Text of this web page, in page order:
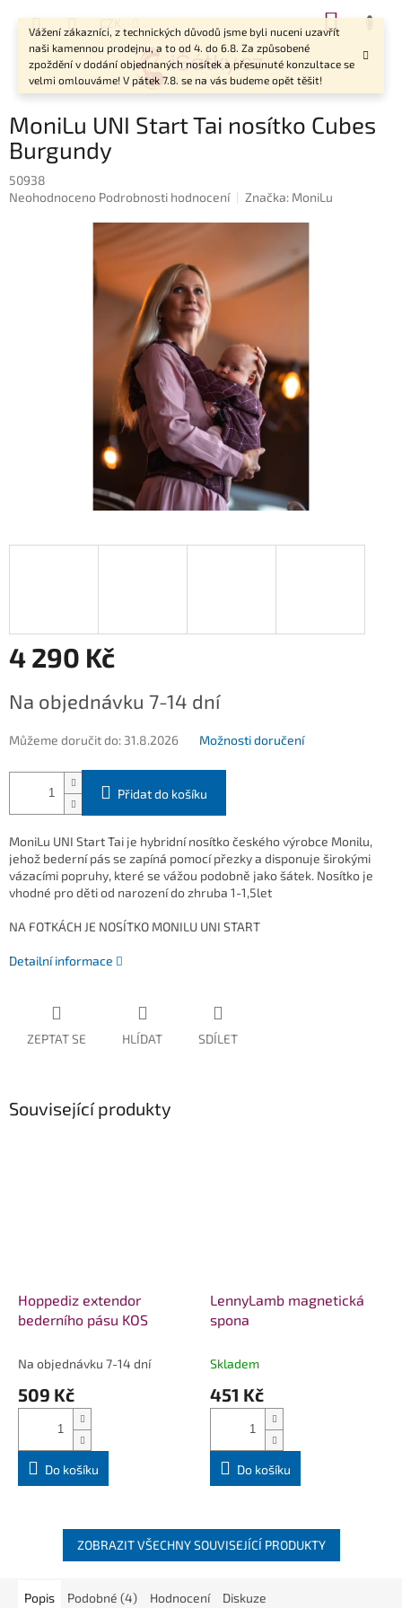
Vážení zákazníci, z technických důvodů jsme byli nuceni uzavřít
naši kamennou prodejnu, a to od 4. do 6.8. Za způsobené
zpoždění v dodání objednaných nosítek a přesunuté konzultace se
velmi omlouváme! V pátek 7.8. se na vás budeme opět těšit!
CZK
MoniLu UNI Start Tai nosítko Cubes
Burgundy
50938
Průměrné
Neohodnoceno Podrobnosti hodnocení Značka: MoniLu
4 290 Kč
cena:
Na objednávku 7-14 dní
Můžeme doručit do: 31.8.2026 Možnosti doručení
Přidat do košíku
MoniLu UNI Start Tai je hybridní nosítko českého výrobce Monilu,
jehož bederní pás se zapíná pomocí přezky a disponuje širokými
vázacími popruhy, které se vážou podobně jako šátek. Nosítko je
vhodné pro děti od narození do zhruba 1-1,5let
NA FOTKÁCH JE NOSÍTKO MONILU UNI START
Detailní informace
ZEPTAT SE HLÍDAT SDÍLET
Související produkty
Hoppediz extendor
bederního pásu KOS
Na objednávku 7-14 dní
509 Kč
Do košíku
LennyLamb magnetická
spona
Skladem
451 Kč
Do košíku
ZOBRAZIT VŠECHNY SOUVISEJÍCÍ PRODUKTY
Popis Podobné (4) Hodnocení Diskuze